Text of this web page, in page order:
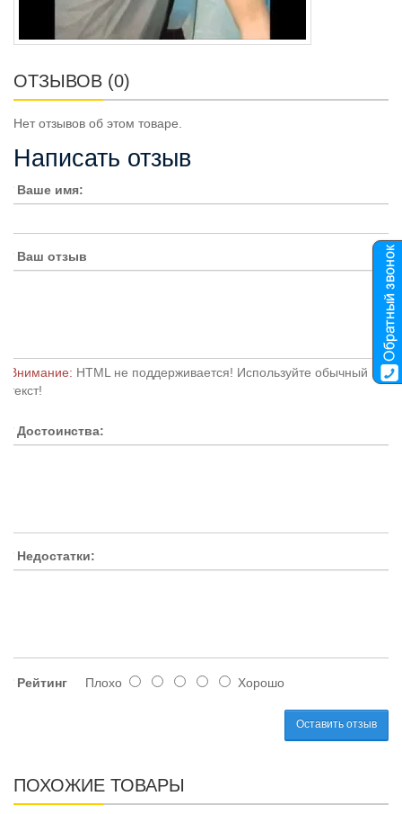
ОТЗЫВОВ (0)
Нет отзывов об этом товаре.
Написать отзыв
Ваше имя:
Ваш отзыв
Внимание: HTML не поддерживается! Используйте обычный
текст!
Достоинства:
Недостатки:
Рейтинг Плохо Хорошо
Оставить отзыв
ПОХОЖИЕ ТОВАРЫ